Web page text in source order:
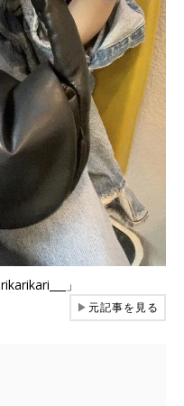
」
▶元記事を見る